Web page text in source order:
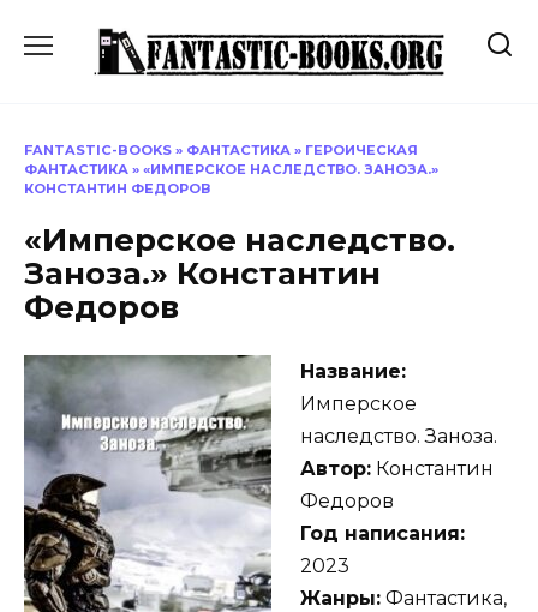
содержанию
FANTASTIC-BOOKS » ФАНТАСТИКА » ГЕРОИЧЕСКАЯ
ФАНТАСТИКА » «ИМПЕРСКОЕ НАСЛЕДСТВО. ЗАНОЗА.»
КОНСТАНТИН ФЕДОРОВ
«Имперское наследство.
Заноза.» Константин
Федоров
Название:
Имперское
наследство. Заноза.
Автор: Константин
Федоров
Год написания:
2023
Жанры: Фантастика,